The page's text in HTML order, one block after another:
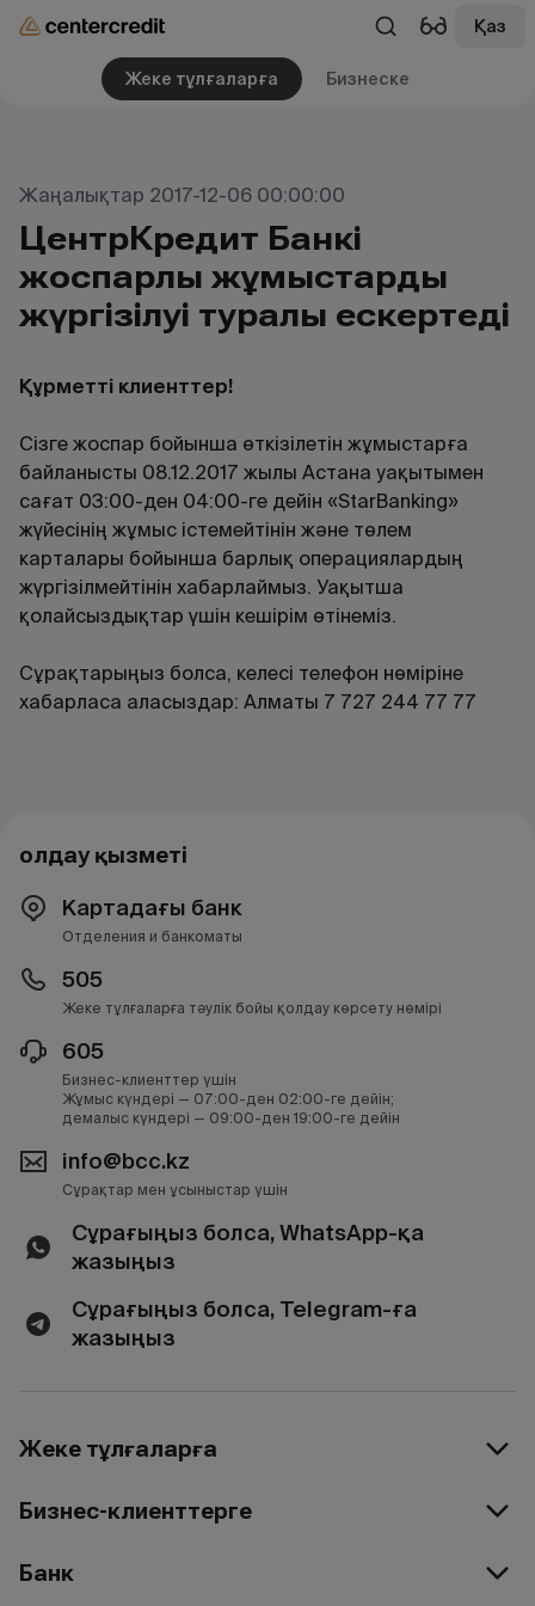
Қаз
Жеке тұлғаларға Бизнеске
Жаңалықтар 2017-12-06 00:00:00
ЦентрКредит Банкі
жоспарлы жұмыстардың
жүргізілуі туралы ескертеді
Құрметті клиенттер!
Сізге жоспар бойынша өткізілетін жұмыстарға
байланысты 08.12.2017 жылы Астана уақытымен
сағат 03:00-ден 04:00-ге дейін «StarBanking»
жүйесінің жұмыс істемейтінін және төлем
карталары бойынша барлық операциялардың
жүргізілмейтінін хабарлаймыз. Уақытша
қолайсыздықтар үшін кешірім өтінеміз.
Сұрақтарыңыз болса, келесі телефон нөміріне
хабарласа аласыздар: Алматы 7 727 244 77 77
Қолдау қызметі
Картадағы банк
Отделения и банкоматы
505
Жеке тұлғаларға тәулік бойы қолдау көрсету нөмірі
605
Бизнес-клиенттер үшін
Жұмыс күндері — 07:00-ден 02:00-ге дейін;
демалыс күндері — 09:00-ден 19:00-ге дейін
info@bcc.kz
Сұрақтар мен ұсыныстар үшін
Сұрағыңыз болса, WhatsApp-қа
жазыңыз
Сұрағыңыз болса, Telegram-ға
жазыңыз
Жеке тұлғаларға
Бизнес-клиенттерге
Банк